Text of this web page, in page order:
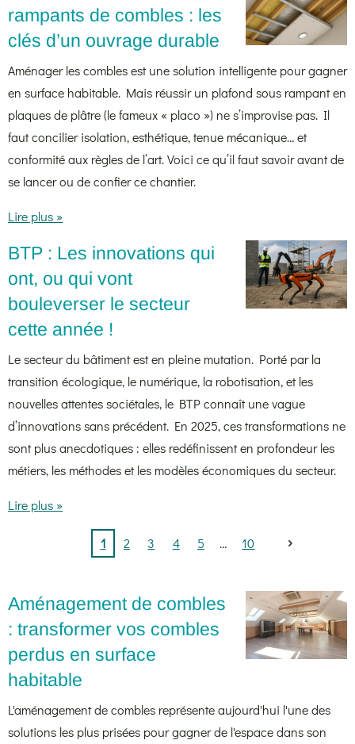
rampants de combles : les
clés d’un ouvrage durable
Aménager les combles est une solution intelligente pour gagner
en surface habitable. Mais réussir un plafond sous rampant en
plaques de plâtre (le fameux « placo ») ne s’improvise pas. Il
faut concilier isolation, esthétique, tenue mécanique… et
conformité aux règles de l’art. Voici ce qu’il faut savoir avant de
se lancer ou de confier ce chantier.
Lire plus »
BTP : Les innovations qui
ont, ou qui vont
bouleverser le secteur
cette année !
Le secteur du bâtiment est en pleine mutation. Porté par la
transition écologique, le numérique, la robotisation, et les
nouvelles attentes sociétales, le BTP connaît une vague
d’innovations sans précédent. En 2025, ces transformations ne
sont plus anecdotiques : elles redéfinissent en profondeur les
métiers, les méthodes et les modèles économiques du secteur.
Lire plus »
1 2 3 4 5 10
Aménagement de combles
: transformer vos combles
perdus en surface
habitable
L'aménagement de combles représente aujourd'hui l'une des
solutions les plus prisées pour gagner de l'espace dans son